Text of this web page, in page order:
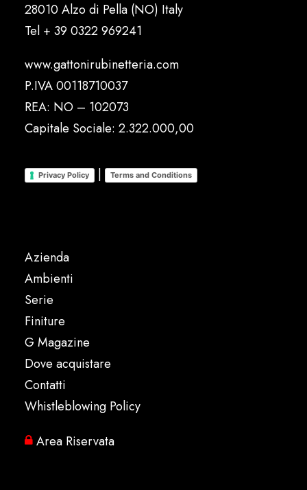
28010 Alzo di Pella (NO) Italy
Tel + 39 0322 969241
www.gattonirubinetteria.com
P.IVA 00118710037
REA: NO – 102073
Capitale Sociale: 2.322.000,00
Privacy Policy | Terms and Conditions
Azienda
Ambienti
Serie
Finiture
G Magazine
Dove acquistare
Contatti
Whistleblowing Policy
Area Riservata